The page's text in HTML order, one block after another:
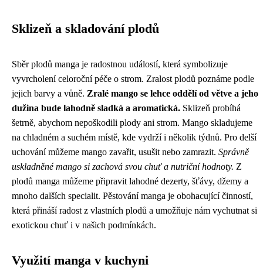
Sklizeň a skladování plodů
Sběr plodů manga je radostnou událostí, která symbolizuje
vyvrcholení celoroční péče o strom. Zralost plodů poznáme podle
jejich barvy a vůně. Zralé mango se lehce oddělí od větve a jeho
dužina bude lahodně sladká a aromatická. Sklizeň probíhá
šetrně, abychom nepoškodili plody ani strom. Mango skladujeme
na chladném a suchém místě, kde vydrží i několik týdnů. Pro delší
uchování můžeme mango zavařit, usušit nebo zamrazit. Správně
uskladněné mango si zachová svou chuť a nutriční hodnoty. Z
plodů manga můžeme připravit lahodné dezerty, šťávy, džemy a
mnoho dalších specialit. Pěstování manga je obohacující činností,
která přináší radost z vlastních plodů a umožňuje nám vychutnat si
exotickou chuť i v našich podmínkách.
Využití manga v kuchyni